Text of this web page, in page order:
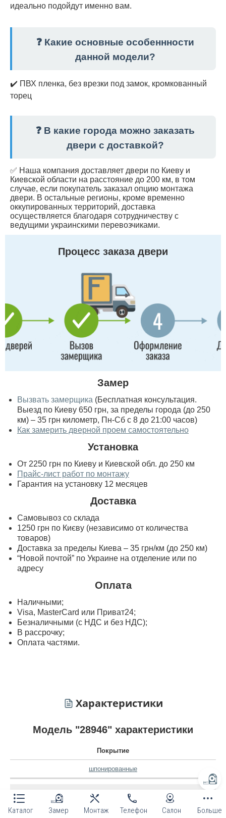
Каталог Замер Монтаж Телефон Салон Больше
идеально подойдут именно вам.
❓ Какие основные особеннности
данной модели?
✔️ ПВХ пленка, без врезки под замок, кромкованный
торец
❓ В какие города можно заказать
двери с доставкой?
✅ Наша компания доставляет двери по Киеву и
Киевской области на расстояние до 200 км, в том
случае, если покупатель заказал опцию монтажа
двери. В остальные регионы, кроме временно
оккупированных территорий, доставка
осуществляется благодаря сотрудничеству с
ведущими украинскими перевозчиками.
Процесс заказа двери
Замер
Вызвать замерщика (Бесплатная консультация.
Выезд по Киеву 650 грн, за пределы города (до 250
км) – 35 грн километр, Пн-Сб с 8 до 21:00 часов)
Как замерить дверной проем самостоятельно
Установка
От 2250 грн по Киеву и Киевской обл. до 250 км
Прайс-лист работ по монтажу
Гарантия на установку 12 месяцев
Доставка
Самовывоз со склада
1250 грн по Києву (независимо от количества
товаров)
Доставка за пределы Киева – 35 грн/км (до 250 км)
“Новой почтой” по Украине на отделение или по
адресу
Оплата
Наличными;
Visa, MasterСard или Приват24;
Безналичными (с НДС и без НДС);
В рассрочку;
Оплата частями.
Характеристики
Модель "28946" характеристики
Покрытие
шпонированные
Открывания
наружное